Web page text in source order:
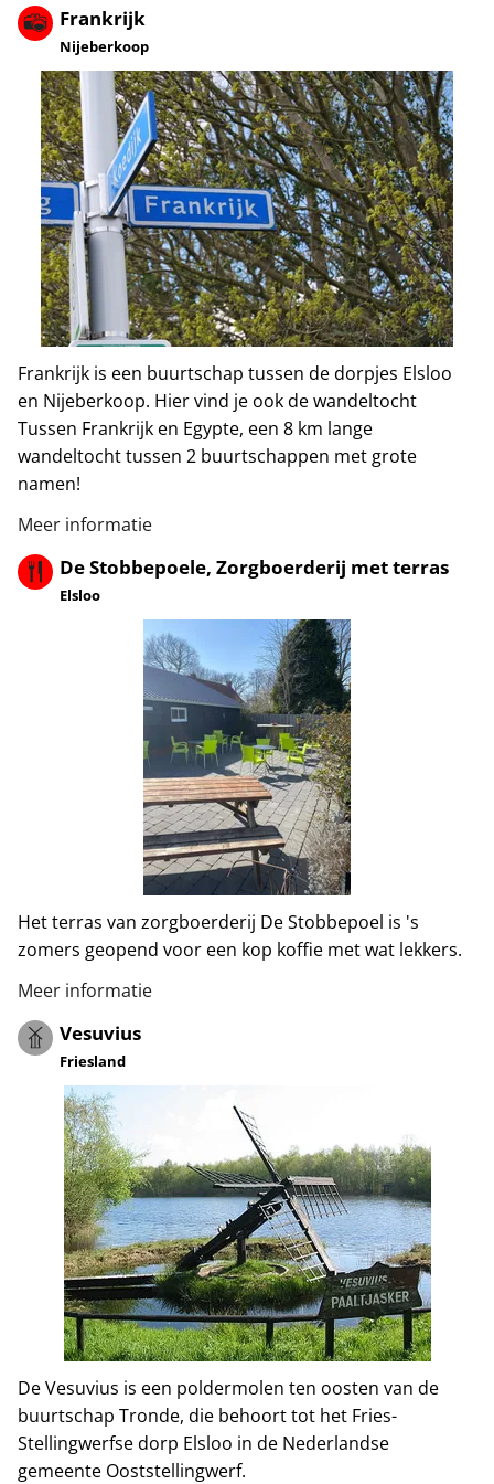
Frankrijk
Nijeberkoop
Frankrijk is een buurtschap tussen de dorpjes Elsloo
en Nijeberkoop. Hier vind je ook de wandeltocht
Tussen Frankrijk en Egypte, een 8 km lange
wandeltocht tussen 2 buurtschappen met grote
namen!
Meer informatie
De Stobbepoele, Zorgboerderij met terras
Elsloo
Het terras van zorgboerderij De Stobbepoel is 's
zomers geopend voor een kop koffie met wat lekkers.
Meer informatie
Vesuvius
Friesland
De Vesuvius is een poldermolen ten oosten van de
buurtschap Tronde, die behoort tot het Fries-
Stellingwerfse dorp Elsloo in de Nederlandse
gemeente Ooststellingwerf.